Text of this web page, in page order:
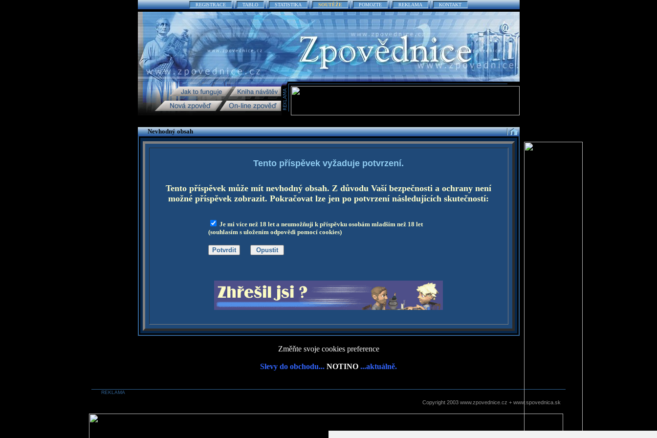
REGISTRACE TABLO STATISTIKA SOUTĚŽE POMOZTE REKLAMA KONTAKT
Nevhodný obsah
Tento příspěvek vyžaduje potvrzení.
Tento příspěvek může mít nevhodný obsah. Z důvodu Vaší bezpečnosti a ochrany není
možné příspěvek zobrazit. Pokračovat lze jen po potvrzení následujících skutečností:
Je mi více než 18 let a neumožňuji k příspěvku osobám mladším než 18 let
(souhlasím s uložením odpovědi pomocí cookies)
Změňte svoje cookies preference
Slevy do obchodu... NOTINO ...aktuálně.
REKLAMA
Copyright 2003 www.zpovednice.cz + www.spovednica.sk